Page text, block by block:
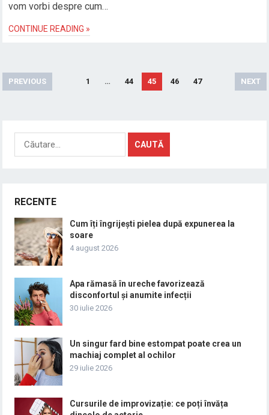
vom vorbi despre cum…
CONTINUE READING »
Paginație
PREVIOUS 1 … 44 45 46 47 NEXT
Caută
RECENTE
Cum îți îngrijești pielea după expunerea la
soare
4 august 2026
Apa rămasă în ureche favorizează
disconfortul și anumite infecții
30 iulie 2026
Un singur fard bine estompat poate crea un
machiaj complet al ochilor
29 iulie 2026
Cursurile de improvizație: ce poți învăța